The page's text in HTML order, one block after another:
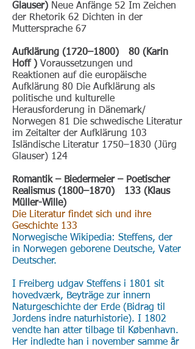
Glauser) Neue Anfänge 52 Im Zeichen
der Rhetorik 62 Dichten in der
Muttersprache 67
Aufklärung (1720–1800) 80 (Karin
Hoff ) Voraussetzungen und
Reaktionen auf die europäische
Aufklärung 80 Die Aufklärung als
politische und kulturelle
Herausforderung in Dänemark/
Norwegen 81 Die schwedische Literatur
im Zeitalter der Aufklärung 103
Isländische Literatur 1750–1830 (Jürg
Glauser) 124
Romantik – Biedermeier – Poetischer
Realismus (1800–1870) 133 (Klaus
Müller-Wille)
Die Literatur findet sich und ihre
Geschichte 133
Norwegische Wikipedia: Steffens, der
in Norwegen geborene Deutsche, Vater
Deutscher.
I Freiberg udgav Steffens i 1801 sit
hovedværk, Beyträge zur innern
Naturgeschichte der Erde (Bidrag til
Jordens indre naturhistorie). I 1802
vendte han atter tilbage til København.
Her indledte han i november samme år